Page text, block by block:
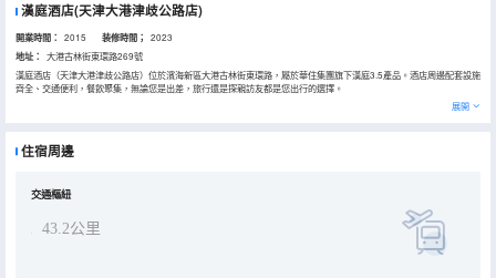
漢庭酒店(天津大港津歧公路店)
開業時間： 2015 装修時間； 2023
地址：
大港古林街東環路269號
漢庭酒店（天津大港津歧公路店）位於濱海新區大港古林街東環路，屬於華住集團旗下漢庭3.5產品。酒店周邊配套設施
齊全、交通便利，餐飲聚集，無論您是出差，旅行還是探親訪友都是您出行的選擇。
展開
住宿周邊
交通樞紐
43.2公里